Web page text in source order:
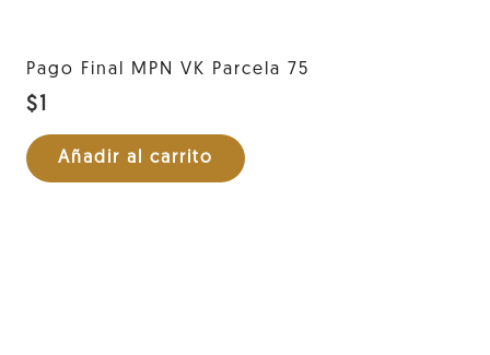
Pago Final MPN VK Parcela 75
$1
Añadir al carrito